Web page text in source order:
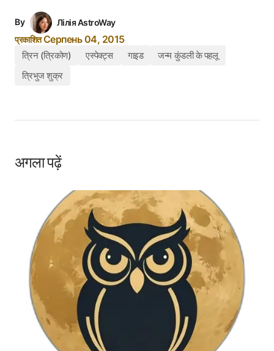
By
Лілія AstroWay
प्रकाशितСерпень 04, 2015
त्रिन (त्रिकोण) एस्पेक्ट्स गाइड
जन्म कुंडली के पहलू
त्रिभुज शुक्र
अगला पढ़ें